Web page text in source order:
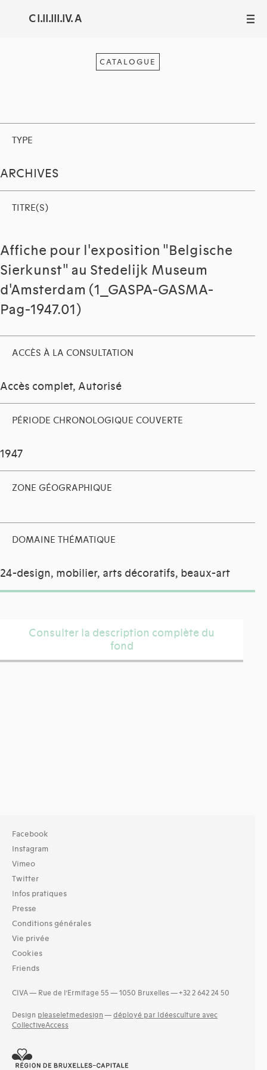
C I.II.III.IV. A III
CATALOGUE
TYPE
ARCHIVES
TITRE(S)
Affiche pour l'exposition "Belgische
Sierkunst" au Stedelijk Museum
d'Amsterdam (1_GASPA-GASMA-
Pag-1947.01)
ACCÈS À LA CONSULTATION
Accès complet, Autorisé
PÉRIODE CHRONOLOGIQUE COUVERTE
1947
ZONE GÉOGRAPHIQUE
DOMAINE THÉMATIQUE
24-design, mobilier, arts décoratifs, beaux-art
Consulter la description complète du
fond
Facebook
Instagram
Vimeo
Twitter
Infos pratiques
Presse
Conditions générales
Vie privée
Cookies
Friends
CIVA — Rue de l’Ermitage 55 — 1050 Bruxelles — +32 2 642 24 50
Design pleaseletmedesign — déployé par Idéesculture avec
CollectiveAccess